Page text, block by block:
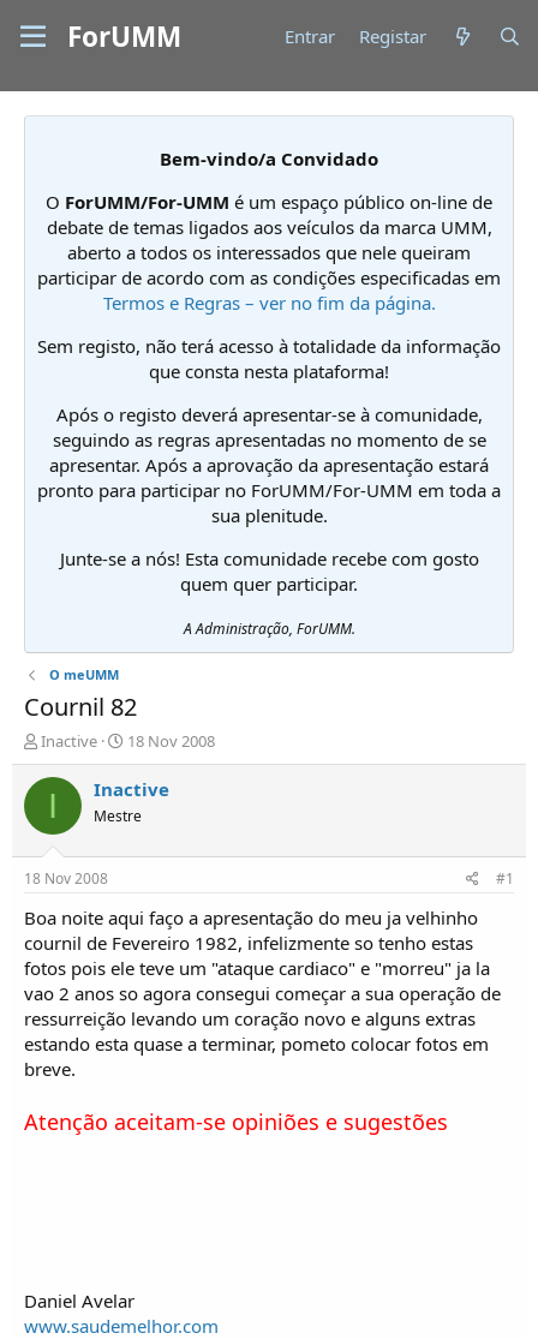
ForUMM Entrar Registar
Bem-vindo/a Convidado
O ForUMM/For-UMM é um espaço público on-line de
debate de temas ligados aos veículos da marca UMM,
aberto a todos os interessados que nele queiram
participar de acordo com as condições especificadas em
Termos e Regras – ver no fim da página.
Sem registo, não terá acesso à totalidade da informação
que consta nesta plataforma!
Após o registo deverá apresentar-se à comunidade,
seguindo as regras apresentadas no momento de se
apresentar. Após a aprovação da apresentação estará
pronto para participar no ForUMM/For-UMM em toda a
sua plenitude.
Junte-se a nós! Esta comunidade recebe com gosto
quem quer participar.
A Administração, ForUMM.
O meUMM
Cournil 82
I
n
i
i
d
o
r
e
T
ó
p
i
c
Inactive
D
a
t
d
í
c
i
o
18 Nov 2008
I Inactive
Mestre
18 Nov 2008 #1
Boa noite aqui faço a apresentação do meu ja velhinho
cournil de Fevereiro 1982, infelizmente so tenho estas
fotos pois ele teve um "ataque cardiaco" e "morreu" ja la
vao 2 anos so agora consegui começar a sua operação de
ressurreição levando um coração novo e alguns extras
estando esta quase a terminar, pometo colocar fotos em
breve.
Atenção aceitam-se opiniões e sugestões
Daniel Avelar
www.saudemelhor.com